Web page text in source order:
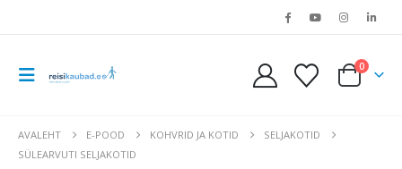
0
AVALEHT E-POOD KOHVRID JA KOTID
SELJAKOTID
SÜLEARVUTI SELJAKOTID